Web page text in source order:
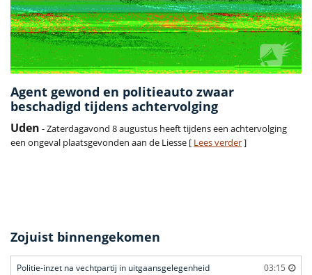
Agent gewond en politieauto zwaar
beschadigd tijdens achtervolging
Uden - Zaterdagavond 8 augustus heeft tijdens een achtervolging
een ongeval plaatsgevonden aan de Liesse [ Lees verder]
Zojuist binnengekomen
Politie-inzet na vechtpartij in uitgaansgelegenheid 03:15